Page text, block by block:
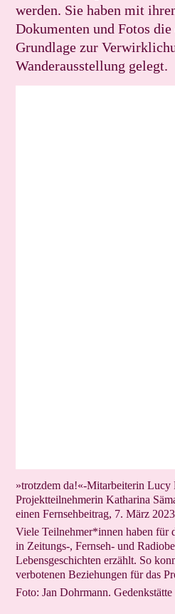
werden. Sie haben mit
Dokumenten und Fotos die
Grundlage zur
Wanderausstellung gelegt.
»trotzdem da!«-Mitarbeiterin Lucy
Projektteilnehmerin Katharina
einen Fernsehbeitrag, 7. März 2023
Viele Teilnehmer*innen haben für
in Zeitungs-, Fernseh- und
Lebensgeschichten erzählt. So
verbotenen Beziehungen für das
Foto: Jan Dohrmann.